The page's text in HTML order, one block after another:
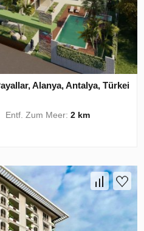
Alanya, Antalya, Türkei
Entf. Zum Meer:2 km